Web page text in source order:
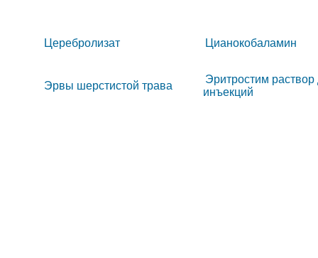
Церебролизат Цианокобаламин
Эрвы шерстистой трава
Эритростим раствор
инъекций